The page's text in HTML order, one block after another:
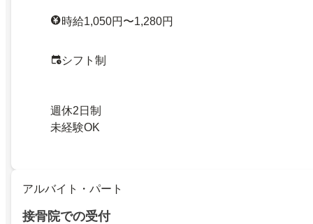
時給1,050円〜1,280円
シフト制
週休2日制
未経験OK
アルバイト・パート
接骨院での受付